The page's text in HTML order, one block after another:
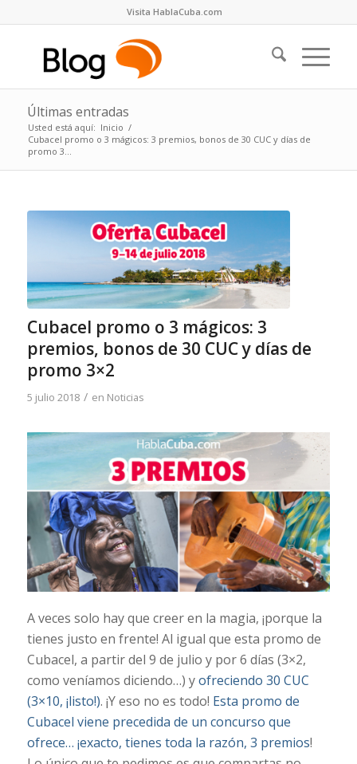
Visita HablaCuba.com
Últimas entradas
Usted está aquí: Inicio /
Cubacel promo o 3 mágicos: 3 premios, bonos de 30 CUC y días de
promo 3...
Cubacel promo o 3 mágicos: 3
premios, bonos de 30 CUC y días de
promo 3×2
5 julio 2018 / en Noticias
A veces solo hay que creer en la magia, ¡porque la
tienes justo en frente! Al igual que esta promo de
Cubacel, a partir del 9 de julio y por 6 días (3×2,
como veníamos diciendo…) yofreciendo 30 CUC
(3×10, ¡listo!). ¡Y eso no es todo! Esta promo de
Cubacel viene precedida de un concurso que
ofrece… ¡exacto, tienes toda la razón, 3 premios!